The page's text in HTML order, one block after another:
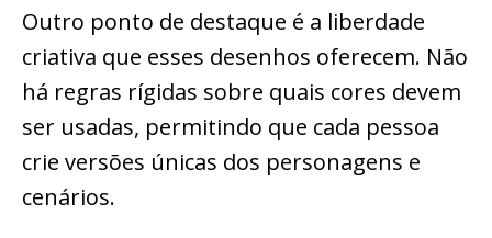
Outro ponto de destaque é a liberdade
criativa que esses desenhos oferecem. Não
há regras rígidas sobre quais cores devem
ser usadas, permitindo que cada pessoa
crie versões únicas dos personagens e
cenários.